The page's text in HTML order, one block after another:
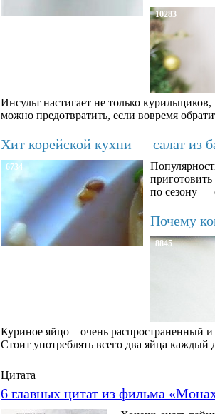
10283
Инсульт настигает не только
можно предотвратить, если вовремя
Хит корейской кухни — салат из
6734
по сезону —
Почему
8845
Куриное яйцо – очень распространенный
Стоит употреблять всего два яйца каждый
Цитата
6 главных цитат из фильма